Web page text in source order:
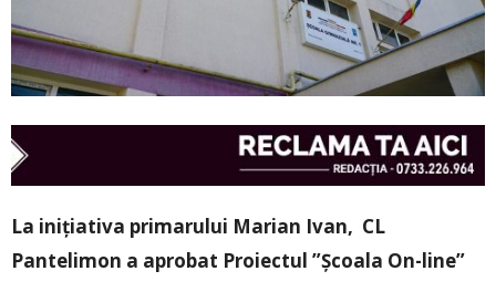
La inițiativa primarului Marian Ivan, CL
Pantelimon a aprobat Proiectul ”Școala On-line”